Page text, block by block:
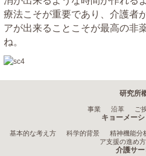
療法こそが重要であり、介護者
アが出来ることこそが最高の非
ね。
研究所
事業 沿革 ご
キョーメー
基本的な考え方 科学的背景 精神機能分
ア支援の進め方
介護サー